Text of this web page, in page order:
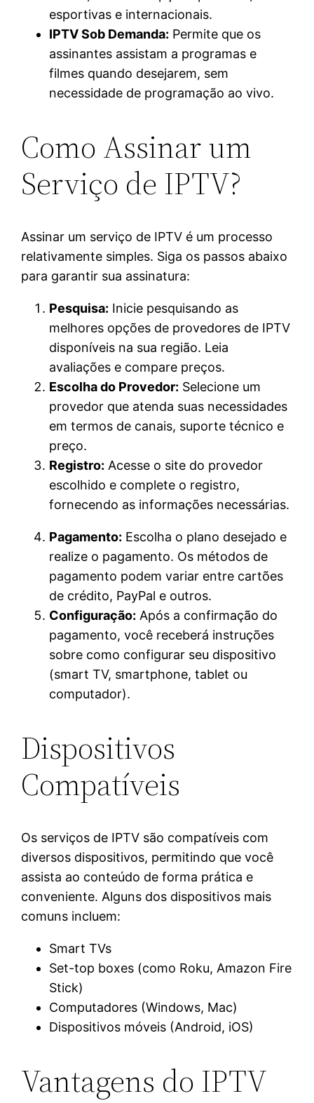
esportivas e internacionais.
IPTV Sob Demanda: Permite que os
assinantes assistam a programas e
filmes quando desejarem, sem
necessidade de programação ao vivo.
Como Assinar um
Serviço de IPTV?
Assinar um serviço de IPTV é um processo
relativamente simples. Siga os passos abaixo
para garantir sua assinatura:
Pesquisa: Inicie pesquisando as
melhores opções de provedores de IPTV
disponíveis na sua região. Leia
avaliações e compare preços.
Escolha do Provedor: Selecione um
provedor que atenda suas necessidades
em termos de canais, suporte técnico e
preço.
Registro: Acesse o site do provedor
escolhido e complete o registro,
fornecendo as informações necessárias.
Pagamento: Escolha o plano desejado e
realize o pagamento. Os métodos de
pagamento podem variar entre cartões
de crédito, PayPal e outros.
Configuração: Após a confirmação do
pagamento, você receberá instruções
sobre como configurar seu dispositivo
(smart TV, smartphone, tablet ou
computador).
Dispositivos
Compatíveis
Os serviços de IPTV são compatíveis com
diversos dispositivos, permitindo que você
assista ao conteúdo de forma prática e
conveniente. Alguns dos dispositivos mais
comuns incluem:
Smart TVs
Set-top boxes (como Roku, Amazon Fire
Stick)
Computadores (Windows, Mac)
Dispositivos móveis (Android, iOS)
Vantagens do IPTV